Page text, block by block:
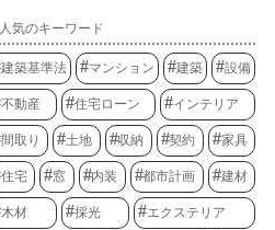
人気のキーワード
建築基準法 マンション 建築 設備
不動産 住宅ローン インテリア
間取り 土地 収納 契約 家具
住宅 窓 内装 都市計画 建材
木材 採光 エクステリア